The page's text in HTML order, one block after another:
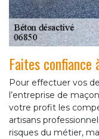
Faites confiance
Pour effectuer vos
l’entreprise de
votre profit les
artisans
risques du métier,